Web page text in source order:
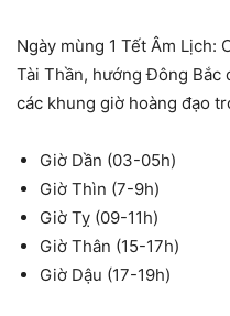
Ngày mùng 1 Tết Âm Lịch:
Tài Thần, hướng Đông Bắc
các khung giờ hoàng đạo
Giờ Dần (03-05h)
Giờ Thìn (7-9h)
Giờ Tỵ (09-11h)
Giờ Thân (15-17h)
Giờ Dậu (17-19h)